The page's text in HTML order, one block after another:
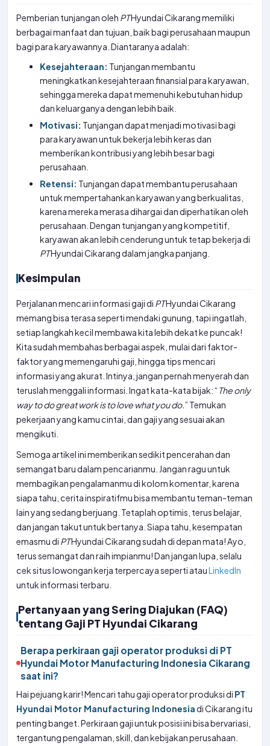
Pemberian tunjangan oleh PTHyundai Cikarang memiliki
berbagai manfaat dan tujuan, baik bagi perusahaan maupun
bagi para karyawannya. Diantaranya adalah:
Kesejahteraan: Tunjangan membantu
meningkatkan kesejahteraan finansial para karyawan,
sehingga mereka dapat memenuhi kebutuhan hidup
dan keluarganya dengan lebih baik.
Motivasi: Tunjangan dapat menjadi motivasi bagi
para karyawan untuk bekerja lebih keras dan
memberikan kontribusi yang lebih besar bagi
perusahaan.
Retensi: Tunjangan dapat membantu perusahaan
untuk mempertahankan karyawan yang berkualitas,
karena mereka merasa dihargai dan diperhatikan oleh
perusahaan. Dengan tunjangan yang kompetitif,
karyawan akan lebih cenderung untuk tetap bekerja di
PTHyundai Cikarang dalam jangka panjang.
Kesimpulan
Perjalanan mencari informasi gaji di PTHyundai Cikarang
memang bisa terasa seperti mendaki gunung, tapi ingatlah,
setiap langkah kecil membawa kita lebih dekat ke puncak!
Kita sudah membahas berbagai aspek, mulai dari faktor-
faktor yang memengaruhi gaji, hingga tips mencari
informasi yang akurat. Intinya, jangan pernah menyerah dan
teruslah menggali informasi. Ingat kata-kata bijak: “The only
way to do great work is to love what you do.” Temukan
pekerjaan yang kamu cintai, dan gaji yang sesuai akan
mengikuti.
Semoga artikel ini memberikan sedikit pencerahan dan
semangat baru dalam pencarianmu. Jangan ragu untuk
membagikan pengalamanmu di kolom komentar, karena
siapa tahu, cerita inspiratifmu bisa membantu teman-teman
lain yang sedang berjuang. Tetaplah optimis, terus belajar,
dan jangan takut untuk bertanya. Siapa tahu, kesempatan
emasmu di PTHyundai Cikarang sudah di depan mata! Ayo,
terus semangat dan raih impianmu! Dan jangan lupa, selalu
cek situs lowongan kerja terpercaya seperti atauLinkedIn
untuk informasi terbaru.
Pertanyaan yang Sering Diajukan (FAQ)
tentang Gaji PT Hyundai Cikarang
Berapa perkiraan gaji operator produksi di PT
Hyundai Motor Manufacturing Indonesia Cikarang
saat ini?
Hai pejuang karir! Mencari tahu gaji operator produksi di PT
Hyundai Motor Manufacturing Indonesiadi Cikarang itu
penting banget. Perkiraan gaji untuk posisi ini bisa bervariasi,
tergantung pengalaman, skill, dan kebijakan perusahaan.